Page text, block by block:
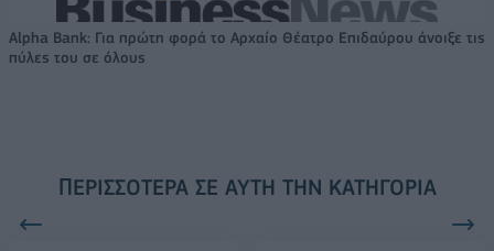
Alpha Bank: Για πρώτη φορά το Αρχαίο Θέατρο Επιδαύρου άνοιξε τις
πύλες του σε όλους
ΠΕΡΙΣΣΌΤΕΡΑ ΣΕ ΑΥΤΉ ΤΗΝ ΚΑΤΗΓΟΡΊΑ